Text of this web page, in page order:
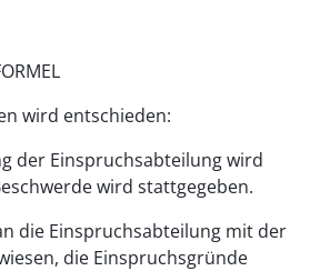
wird entschieden:
der Einspruchsabteilung wird
wird stattgegeben.
die Einspruchsabteilung mit der
die Einspruchsgründe